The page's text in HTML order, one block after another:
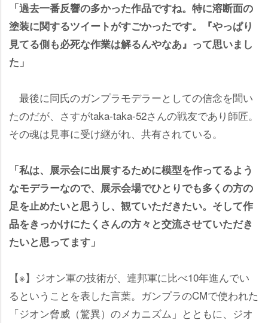
「過去一番反響の多かった作品ですね。特に溶断面の
塗装に関するツイートがすごかったです。『やっぱり
見てる側も必死な作業は解るんやなあ』って思いまし
た」
最後に同氏のガンプラモデラーとしての信念を聞い
たのだが、さすがtaka-taka-52さんの戦友であり師匠。
その魂は見事に受け継がれ、共有されている。
「私は、展示会に出展するために模型を作ってるよう
なモデラーなので、展示会場でひとりでも多くの方の
足を止めたいと思うし、観ていただきたい。そして作
品をきっかけにたくさんの方々と交流させていただき
たいと思ってます」
【※】ジオン軍の技術が、連邦軍に比べ10年進んでい
るということを表した言葉。ガンプラのCMで使われた
「ジオン脅威（驚異）のメカニズム」とともに、ジオ